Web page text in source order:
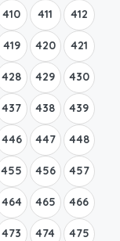
410 411 412
419 420 421
428 429 430
437 438 439
446 447 448
455 456 457
464 465 466
473 474 475